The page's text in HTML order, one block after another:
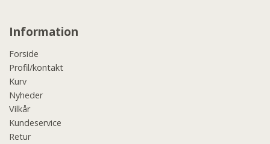
Information
Forside
Profil/kontakt
Kurv
Nyheder
Vilkår
Kundeservice
Retur